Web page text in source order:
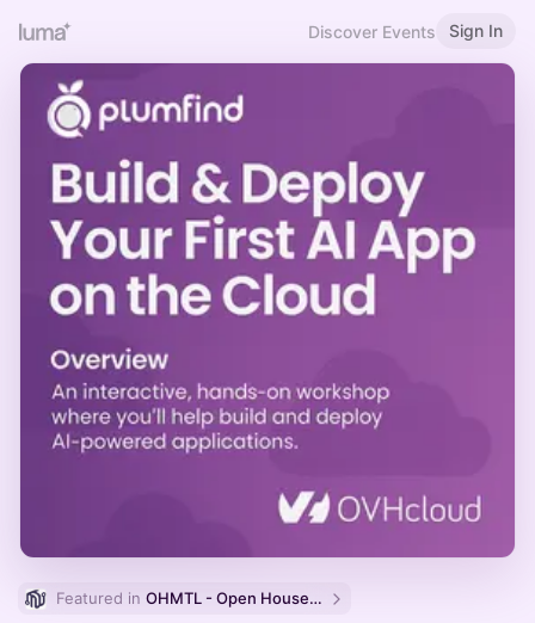
Discover Events Sign In
Featured in OHMTL - Open House Montreal | Semaine PortesOuvertes.org